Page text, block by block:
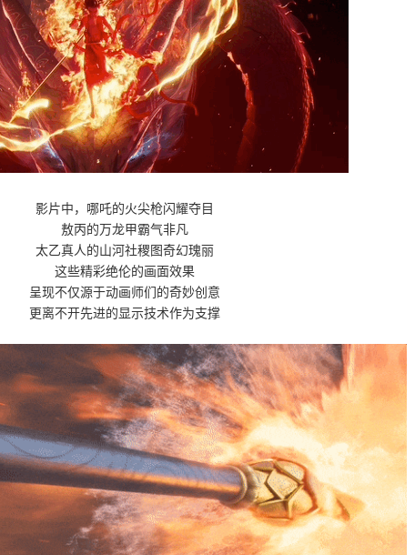
影片中，哪吒的火尖枪闪耀夺目
敖丙的万龙甲霸气非凡
太乙真人的山河社稷图奇幻瑰丽
这些精彩绝伦的画面效果
呈现不仅源于动画师们的奇妙创意
更离不开先进的显示技术作为支撑